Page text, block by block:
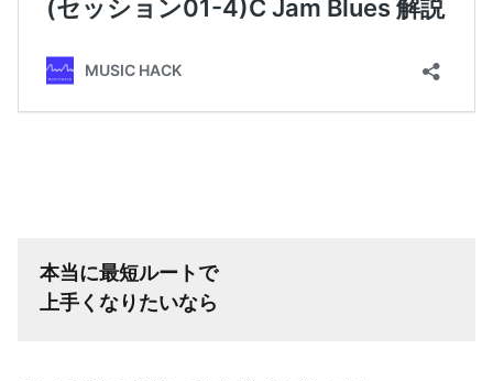
本当に最短ルートで
上手くなりたいなら